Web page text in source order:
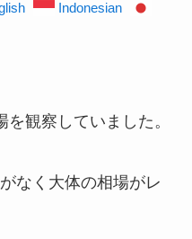
Indonesian
観察していました。
なく大体の相場がレ